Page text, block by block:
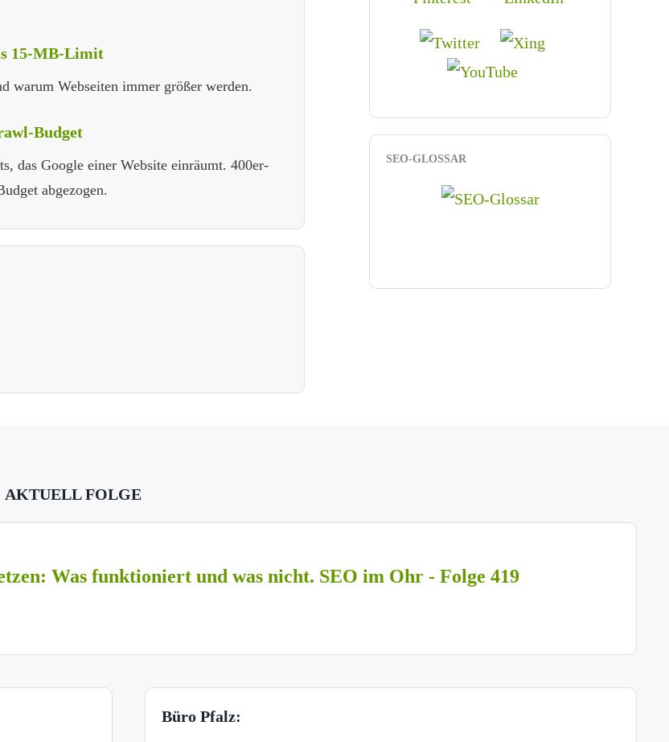
15-MB-Limit
warum Webseiten immer größer werden.
Budget
das Google einer Website einräumt. 400er-
abgezogen.
SEO-GLOSSAR
AKTUELL FOLGE
Was funktioniert und was nicht. SEO im Ohr - Folge 419
Büro Pfalz: